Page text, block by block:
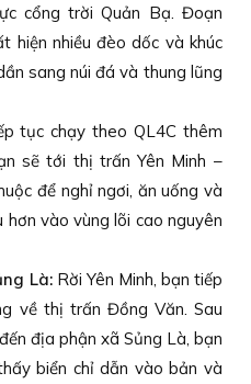
cổng trời Quản Bạ. Đoạn
hiện nhiều đèo dốc và khúc
sang núi đá và thung lũng
tục chạy theo QL4C thêm
sẽ tới thị trấn Yên Minh –
để nghỉ ngơi, ăn uống và
vào vùng lõi cao nguyên
Là: Rời Yên Minh, bạn tiếp
về thị trấn Đồng Văn. Sau
địa phận xã Sủng Là, bạn
biển chỉ dẫn vào bản và